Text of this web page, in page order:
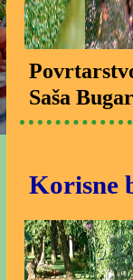
Saša
Korisne